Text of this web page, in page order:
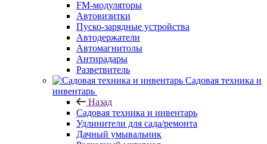
FM-модуляторы
Автовизитки
Пуско-зарядные устройства
Автодержатели
Автомагнитолы
Антирадары
Разветвитель
Садовая техника и
инвентарь
Назад
Садовая техника и инвентарь
Удлинители для сада/ремонта
Дачный умывальник